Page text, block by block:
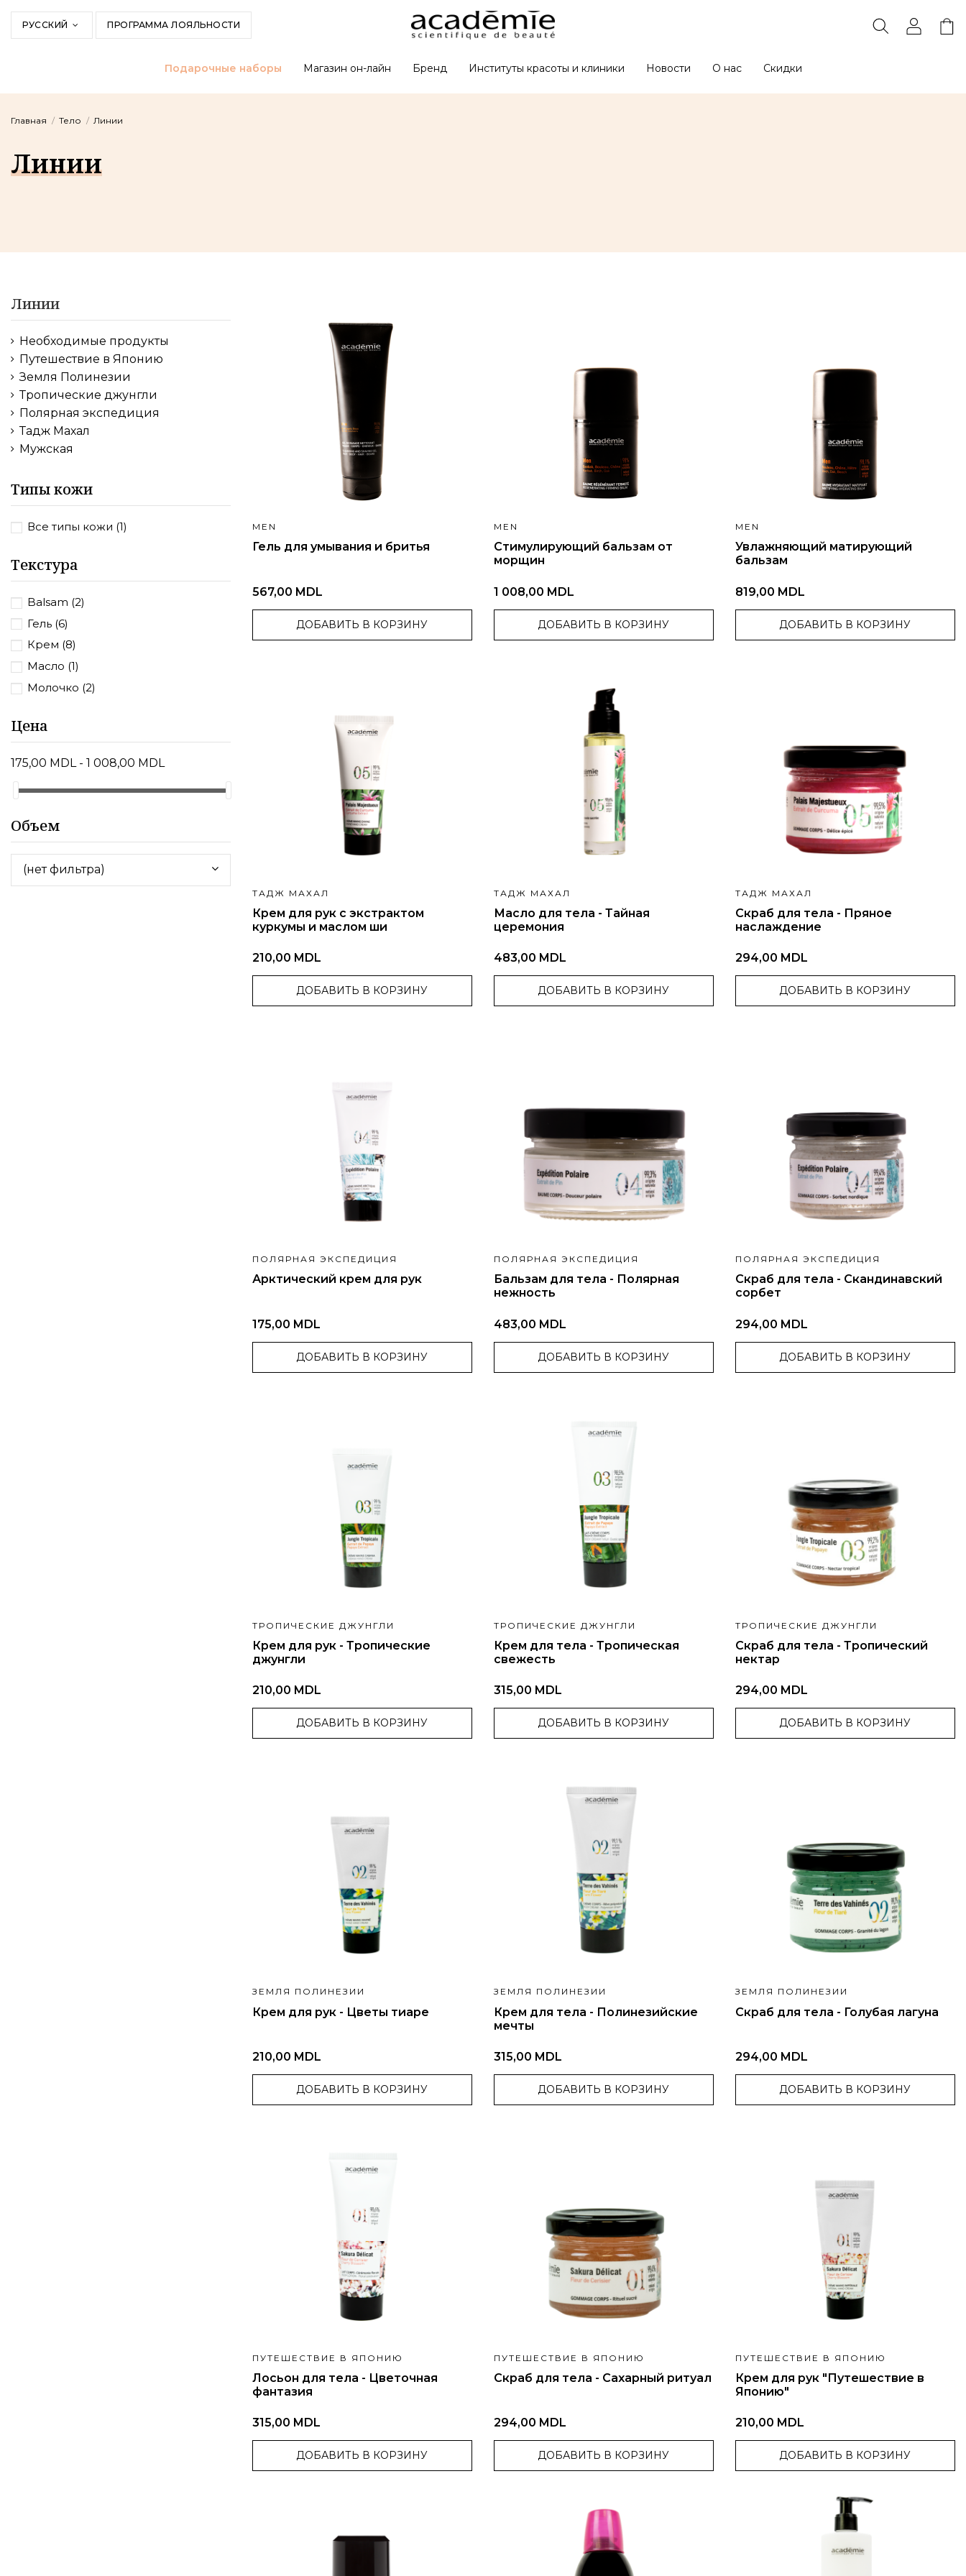
РУССКИЙ ПРОГРАММА ЛОЯЛЬНОСТИ
Подарочные наборы Магазин он-лайн Бренд Институты красоты и клиники Новости О нас Скидки
Главная Тело Линии
Линии
MEN
Гель для умывания и бритья
567,00 MDL
ДОБАВИТЬ В КОРЗИНУ
MEN
Стимулирующий бальзам от
морщин
1 008,00 MDL
ДОБАВИТЬ В КОРЗИНУ
MEN
Увлажняющий матирующий
бальзам
819,00 MDL
ДОБАВИТЬ В КОРЗИНУ
ТАДЖ МАХАЛ
Крем для рук с экстрактом
куркумы и маслом ши
210,00 MDL
ДОБАВИТЬ В КОРЗИНУ
ТАДЖ МАХАЛ
Масло для тела - Тайная
церемония
483,00 MDL
ДОБАВИТЬ В КОРЗИНУ
ТАДЖ МАХАЛ
Скраб для тела - Пряное
наслаждение
294,00 MDL
ДОБАВИТЬ В КОРЗИНУ
ПОЛЯРНАЯ ЭКСПЕДИЦИЯ
Арктический крем для рук
175,00 MDL
ДОБАВИТЬ В КОРЗИНУ
ПОЛЯРНАЯ ЭКСПЕДИЦИЯ
Бальзам для тела - Полярная
нежность
483,00 MDL
ДОБАВИТЬ В КОРЗИНУ
ПОЛЯРНАЯ ЭКСПЕДИЦИЯ
Скраб для тела - Скандинавский
сорбет
294,00 MDL
ДОБАВИТЬ В КОРЗИНУ
ТРОПИЧЕСКИЕ ДЖУНГЛИ
Крем для рук - Тропические
джунгли
210,00 MDL
ДОБАВИТЬ В КОРЗИНУ
ТРОПИЧЕСКИЕ ДЖУНГЛИ
Крем для тела - Тропическая
свежесть
315,00 MDL
ДОБАВИТЬ В КОРЗИНУ
ТРОПИЧЕСКИЕ ДЖУНГЛИ
Скраб для тела - Тропический
нектар
294,00 MDL
ДОБАВИТЬ В КОРЗИНУ
ЗЕМЛЯ ПОЛИНЕЗИИ
Крем для рук - Цветы тиаре
210,00 MDL
ДОБАВИТЬ В КОРЗИНУ
ЗЕМЛЯ ПОЛИНЕЗИИ
Крем для тела - Полинезийские
мечты
315,00 MDL
ДОБАВИТЬ В КОРЗИНУ
ЗЕМЛЯ ПОЛИНЕЗИИ
Скраб для тела - Голубая лагуна
294,00 MDL
ДОБАВИТЬ В КОРЗИНУ
ПУТЕШЕСТВИЕ В ЯПОНИЮ
Лосьон для тела - Цветочная
фантазия
315,00 MDL
ДОБАВИТЬ В КОРЗИНУ
ПУТЕШЕСТВИЕ В ЯПОНИЮ
Скраб для тела - Сахарный ритуал
294,00 MDL
ДОБАВИТЬ В КОРЗИНУ
ПУТЕШЕСТВИЕ В ЯПОНИЮ
Крем для рук "Путешествие в
Японию"
210,00 MDL
ДОБАВИТЬ В КОРЗИНУ
Линии
Необходимые продукты
Путешествие в Японию
Земля Полинезии
Тропические джунгли
Полярная экспедиция
Тадж Махал
Мужская
Типы кожи
Все типы кожи (1)
Текстура
Balsam (2)
Гель (6)
Крем (8)
Масло (1)
Молочко (2)
Цена
175,00 MDL - 1 008,00 MDL
Объем
(нет фильтра)